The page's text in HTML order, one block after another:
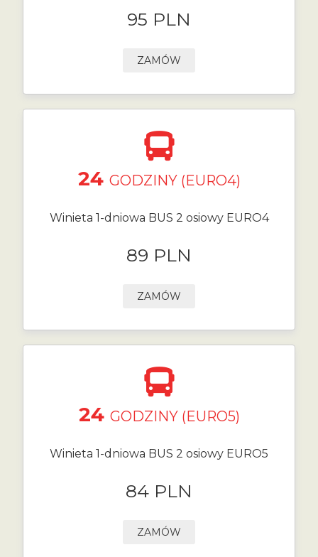
95 PLN
ZAMÓW
24 GODZINY (EURO4)
Winieta 1-dniowa BUS 2 osiowy EURO4
89 PLN
ZAMÓW
24 GODZINY (EURO5)
Winieta 1-dniowa BUS 2 osiowy EURO5
84 PLN
ZAMÓW